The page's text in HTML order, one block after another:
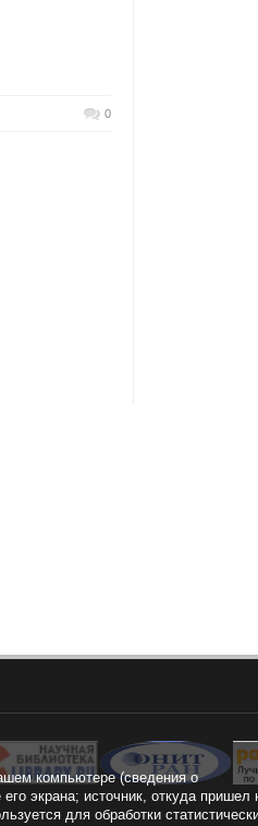
0
компьютере (сведения о
экрана; источник, откуда пришел
для обработки